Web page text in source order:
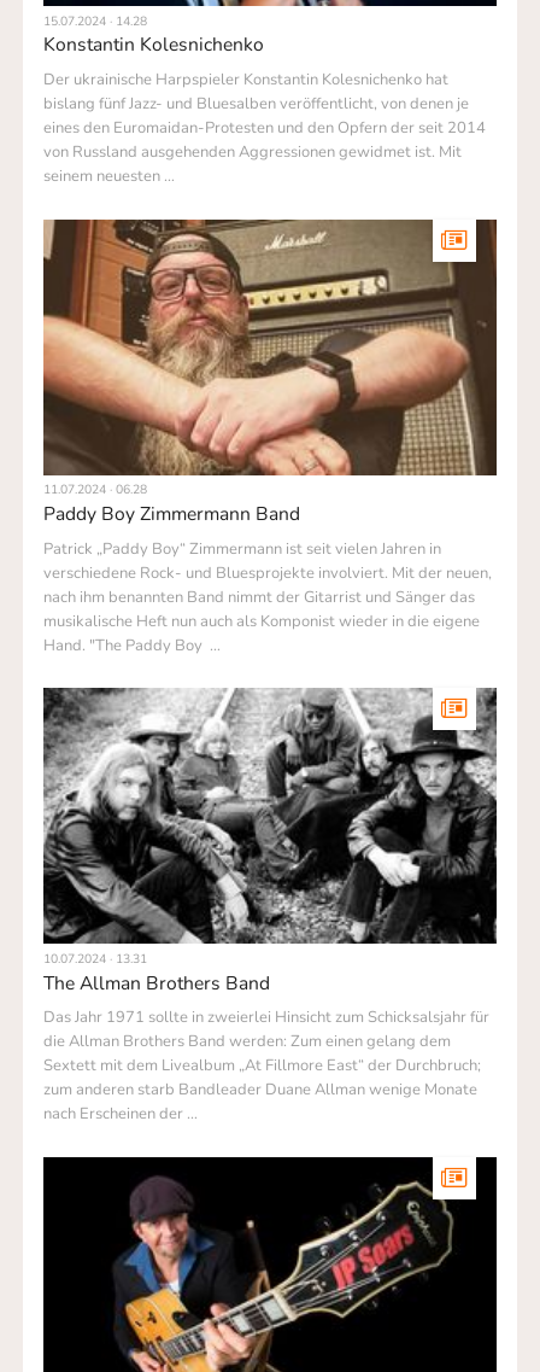
15.07.2024 · 14.28
Konstantin Kolesnichenko
Der ukrainische Harpspieler Konstantin Kolesnichenko hat
bislang fünf Jazz- und Bluesalben veröffent­licht, von denen je
eines den Euromaidan-Protesten und den Opfern der seit 2014
von Russland ausgehenden Aggressionen gewid­met ist. Mit
seinem neuesten …
11.07.2024 · 06.28
Paddy Boy Zimmermann Band
Patrick „Paddy Boy“ Zimmermann ist seit vielen Jahren in
verschiedene Rock- und Bluesprojekte involviert. Mit der neuen,
nach ihm benannten Band nimmt der Gitarrist und Sänger das
musikalische Heft nun auch als Komponist wieder in die eigene
Hand. "The Paddy Boy …
10.07.2024 · 13.31
The Allman Brothers Band
Das Jahr 1971 sollte in zweierlei Hinsicht zum Schicksalsjahr für
die Allman Brothers Band werden: Zum einen gelang dem
Sextett mit dem Livealbum „At Fillmore East“ der Durchbruch;
zum anderen starb Bandleader Duane Allman wenige Monate
nach Erscheinen der …